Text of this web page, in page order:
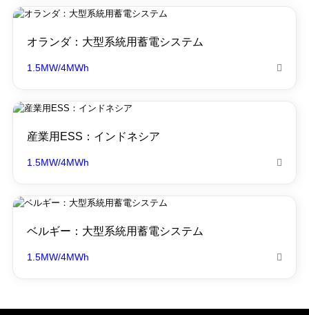
オランダ：大型系統用蓄電システム
1.5MW/4MWh 
産業用ESS：インドネシア
1.5MW/4MWh 
ベルギー：大型系統用蓄電システム
1.5MW/4MWh 